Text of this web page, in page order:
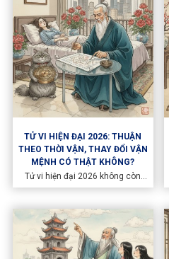
TỬ VI HIỆN ĐẠI 2026: THUẬN
THEO THỜI VẬN, THAY ĐỔI VẬN
MỆNH CÓ THẬT KHÔNG?
Tử vi hiện đại 2026 không còn
nhìn vận mệnh như một khuôn
quá trình vận động liên tục giữa
con người và thời cuộc. Vậy thay
đổi vận mệnh có thật không? Và
nếu có, giới hạn của sự thay đổi
nằm ở đâu?